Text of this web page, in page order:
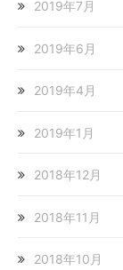
2019年7月
2019年6月
2019年4月
2019年1月
2018年12月
2018年11月
2018年10月